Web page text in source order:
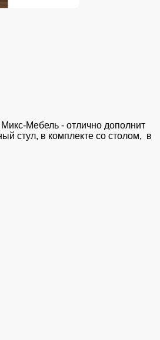
Мебель - отлично дополнит
стул, в комплекте со столом, в